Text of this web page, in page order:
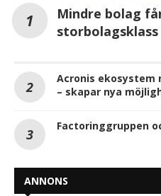
Mindre bolag
Acronis
– skapar nya
Factoringgruppen
ANNONS